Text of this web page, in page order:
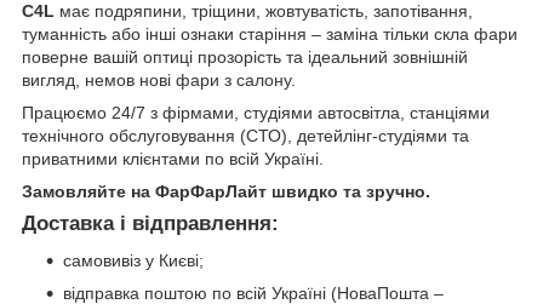
C4L має подряпини, тріщини, жовтуватість, запотівання,
туманність або інші ознаки старіння – заміна тільки скла фари
поверне вашій оптиці прозорість та ідеальний зовнішній
вигляд, немов нові фари з салону.
Працюємо 24/7 з фірмами, студіями автосвітла, станціями
технічного обслуговування (СТО), детейлінг-студіями та
приватними клієнтами по всій Україні.
Замовляйте на ФарФарЛайт швидко та зручно.
Доставка і відправлення:
самовивіз у Києві;
відправка поштою по всій Україні (НоваПошта –